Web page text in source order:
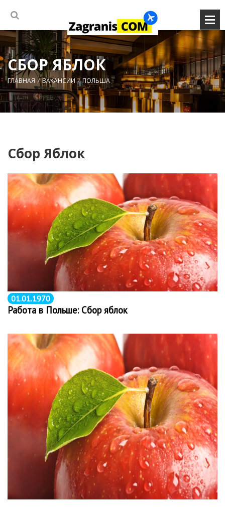
СБОР ЯБЛОК
ГЛАВНАЯ ВАКАНСИИ ПОЛЬША
Сбор Яблок
01.01.1970
Работа в Польше: Сбор яблок